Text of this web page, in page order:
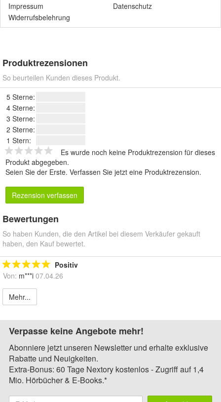
Impressum
Datenschutz
Widerrufsbelehrung
Produktrezensionen
So beurteilen Kunden dieses Produkt.
5 Sterne:
4 Sterne:
3 Sterne:
2 Sterne:
1 Stern:
Es wurde noch keine Produktrezension für dieses
Produkt abgegeben.
Seien Sie der Erste. Verfassen Sie jetzt eine Produktrezension.
Rezension verfassen
Bewertungen
So haben Kunden, die den Artikel bei diesem Verkäufer gekauft
haben, den Kauf bewertet.
Positiv
Von: m***i 07.04.26
Mehr...
Verpasse keine Angebote mehr!
Abonniere jetzt unseren Newsletter und erhalte exklusive
Rabatte und Neuigkeiten.
Extra-Bonus: 60 Tage Nextory kostenlos - Zugriff auf 1,4
Mio. Hörbücher & E-Books.*